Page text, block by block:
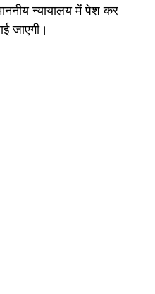
न्यायालय में पेश कर
जाएगी।